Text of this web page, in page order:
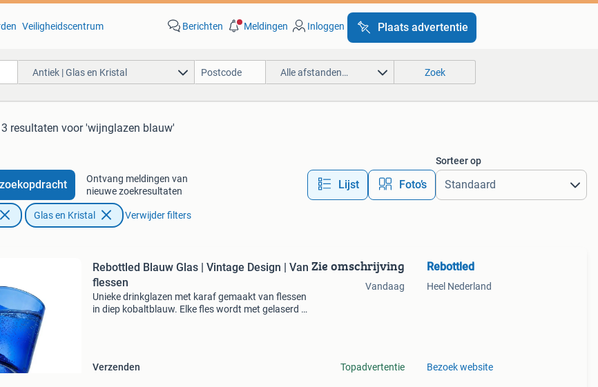
Veiligheidscentrum Berichten Meldingen Inloggen Plaats advertentie
Antiek | Glas en Kristal Alle afstanden… Zoek
resultaten voor 'wijnglazen blauw'
Ontvang meldingen van
nieuwe zoekresultaten
Lijst Foto’s
Sorteer op
Glas en Kristal Verwijder filters
Rebottled Blauw Glas | Vintage Design | Van
flessen
Unieke drinkglazen met karaf gemaakt van flessen
in diep kobaltblauw. Elke fles wordt met gelaserd en
Verzenden
Zie omschrijving
Vandaag
Topadvertentie
Rebottled
Heel Nederland
Bezoek website